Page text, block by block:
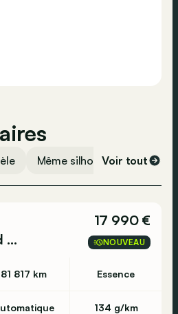
Même silhouette Même
Voir tout
Ceed SW / cee'd SW
17 990 €
NOUVEAU
81 817 km Essence
134 g/km